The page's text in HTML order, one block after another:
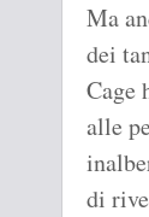
Ma
dei
Cage
alle
di